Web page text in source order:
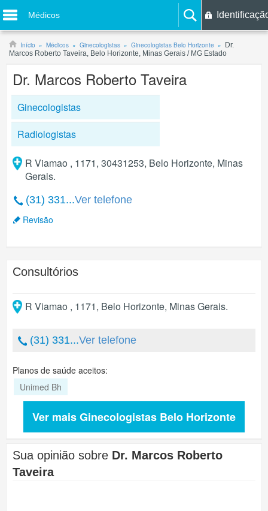
Médicos
Início Médicos Ginecologistas Ginecologistas Belo Horizonte
Dr.
Marcos Roberto Taveira, Belo Horizonte, Minas Gerais / MG Estado
Dr. Marcos Roberto Taveira
Ginecologistas
Radiologistas
R Viamao , 1171, 30431253, Belo Horizonte, Minas
Gerais.
(31) 331...Ver telefone
Revisão
Consultórios
R Viamao , 1171, Belo Horizonte, Minas Gerais.
(31) 331...Ver telefone
Planos de saúde aceitos:
Unimed Bh
Ver mais Ginecologistas Belo Horizonte
Sua opinião sobre Dr. Marcos Roberto
Taveira